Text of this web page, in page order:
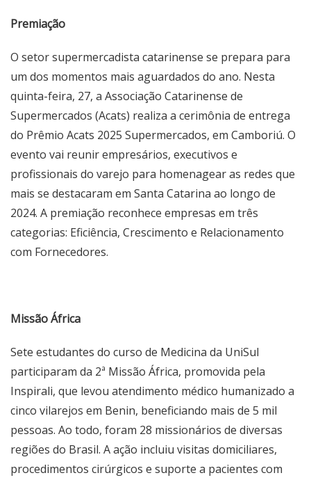
Premiação
O setor supermercadista catarinense se prepara para
um dos momentos mais aguardados do ano. Nesta
quinta-feira, 27, a Associação Catarinense de
Supermercados (Acats) realiza a cerimônia de entrega
do Prêmio Acats 2025 Supermercados, em Camboriú. O
evento vai reunir empresários, executivos e
profissionais do varejo para homenagear as redes que
mais se destacaram em Santa Catarina ao longo de
2024. A premiação reconhece empresas em três
categorias: Eficiência, Crescimento e Relacionamento
com Fornecedores.
Missão África
Sete estudantes do curso de Medicina da UniSul
participaram da 2ª Missão África, promovida pela
Inspirali, que levou atendimento médico humanizado a
cinco vilarejos em Benin, beneficiando mais de 5 mil
pessoas. Ao todo, foram 28 missionários de diversas
regiões do Brasil. A ação incluiu visitas domiciliares,
procedimentos cirúrgicos e suporte a pacientes com